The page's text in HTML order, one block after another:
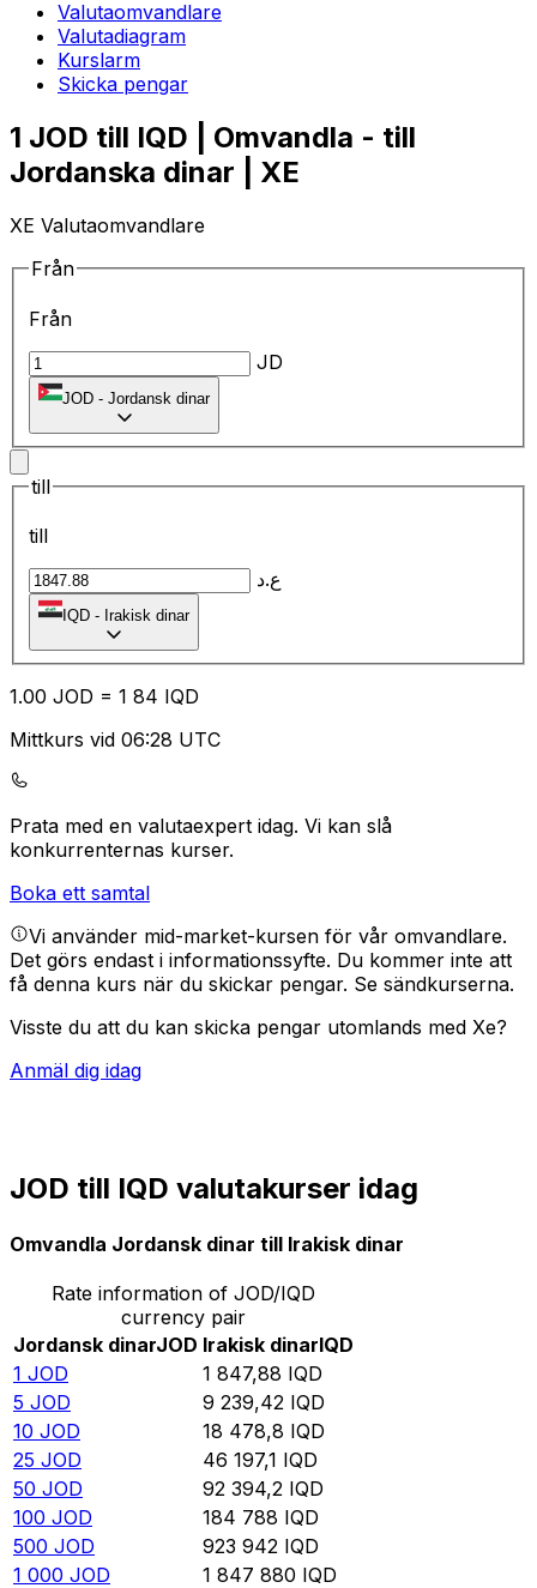
Valutaomvandlare
Valutadiagram
Kurslarm
Skicka pengar
1 JOD till IQD | Omvandla - till
Jordanska dinar | XE
XE Valutaomvandlare
Från
Från
JD
JOD - Jordansk dinar
till
till
ع.د
IQD - Irakisk dinar
1.00 JOD = 1 84 IQD
Mittkurs vid 06:28 UTC
Prata med en valutaexpert idag. Vi kan slå
konkurrenternas kurser.
Boka ett samtal
Vi använder mid-market-kursen för vår omvandlare.
Det görs endast i informationssyfte. Du kommer inte att
få denna kurs när du skickar pengar. Se sändkurserna.
Visste du att du kan skicka pengar utomlands med Xe?
Anmäl dig idag
JOD till IQD valutakurser idag
Omvandla Jordansk dinar till Irakisk dinar
Rate information of JOD/IQD
currency pair
Jordansk dinarJOD Irakisk dinarIQD
1 JOD 1 847,88 IQD
5 JOD 9 239,42 IQD
10 JOD 18 478,8 IQD
25 JOD 46 197,1 IQD
50 JOD 92 394,2 IQD
100 JOD 184 788 IQD
500 JOD 923 942 IQD
1 000 JOD 1 847 880 IQD